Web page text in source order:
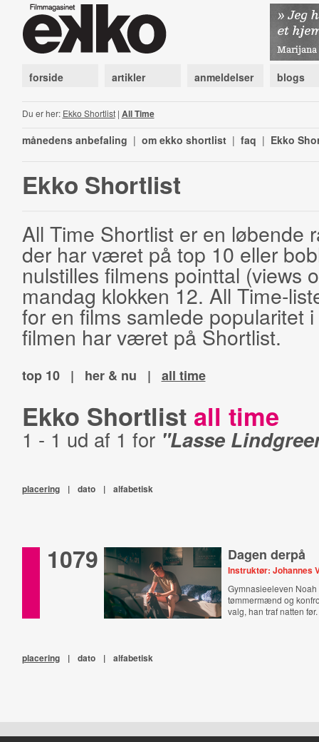
forside artikler anmeldelser blogs
Du er her: Ekko Shortlist| All Time
månedens anbefaling | om ekko shortlist | faq | Ekko
Ekko Shortlist
All Time Shortlist er en løbende
der har været på top 10 eller
nulstilles filmens pointtal (views
mandag klokken 12. All Time-
for en films samlede popularitet
filmen har været på Shortlist.
top 10 | her & nu | all time
Ekko Shortlist all time
1 - 1 ud af 1 for "Lasse
placering | dato | alfabetisk
1079 Dagen derpå
Instruktør: Johannes
Gymnasieeleven
tømmermænd og
valg, han traf natten før.
placering | dato | alfabetisk